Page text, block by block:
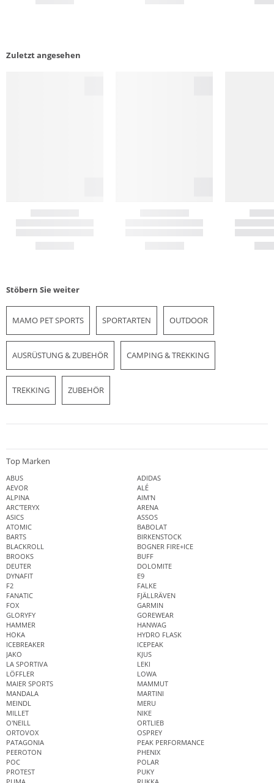
Zuletzt angesehen
Stöbern Sie weiter
MAMO PET SPORTS SPORTARTEN OUTDOOR
AUSRÜSTUNG & ZUBEHÖR CAMPING & TREKKING
TREKKING ZUBEHÖR
Top Marken
ABUS
ADIDAS
AEVOR
ALÉ
ALPINA
AIM'N
ARC'TERYX
ARENA
ASICS
ASSOS
ATOMIC
BABOLAT
BARTS
BIRKENSTOCK
BLACKROLL
BOGNER FIRE+ICE
BROOKS
BUFF
DEUTER
DOLOMITE
DYNAFIT
E9
F2
FALKE
FANATIC
FJÄLLRÄVEN
FOX
GARMIN
GLORYFY
GOREWEAR
HAMMER
HANWAG
HOKA
HYDRO FLASK
ICEBREAKER
ICEPEAK
JAKO
KJUS
LA SPORTIVA
LEKI
LÖFFLER
LOWA
MAIER SPORTS
MAMMUT
MANDALA
MARTINI
MEINDL
MERU
MILLET
NIKE
O'NEILL
ORTLIEB
ORTOVOX
OSPREY
PATAGONIA
PEAK PERFORMANCE
PEEROTON
PHENIX
POC
POLAR
PROTEST
PUKY